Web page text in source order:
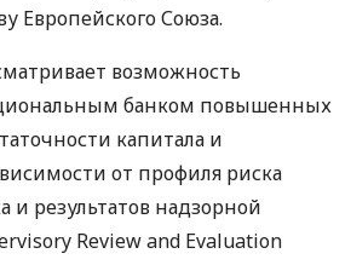
Европейского Союза.
возможность
банком повышенных
капитала и
от профиля риска
и результатов надзорной
Review and Evaluation